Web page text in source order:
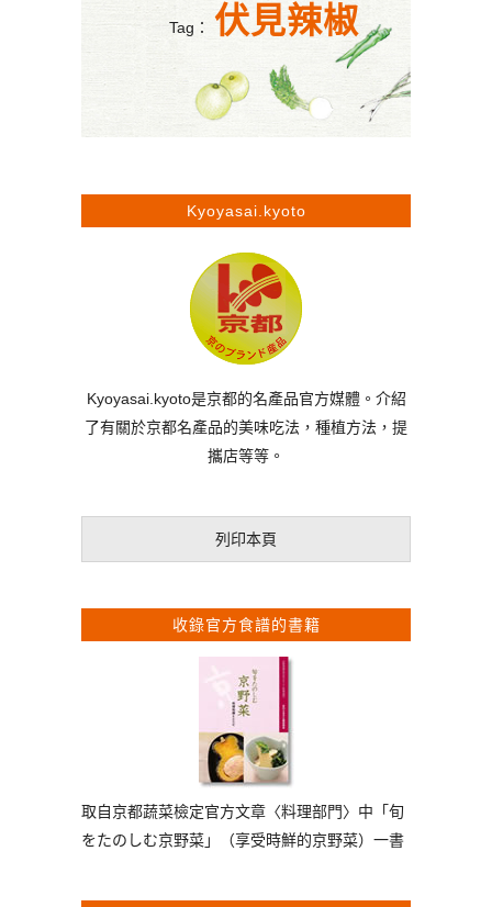
Tag： 伏見辣椒
Kyoyasai.kyoto
Kyoyasai.kyoto是京都的名產品官方媒體。介紹
了有關於京都名產品的美味吃法，種植方法，提
攜店等等。
列印本頁
收錄官方食譜的書籍
取自京都蔬菜檢定官方文章〈料理部門〉中「旬
をたのしむ京野菜」（享受時鮮的京野菜）一書